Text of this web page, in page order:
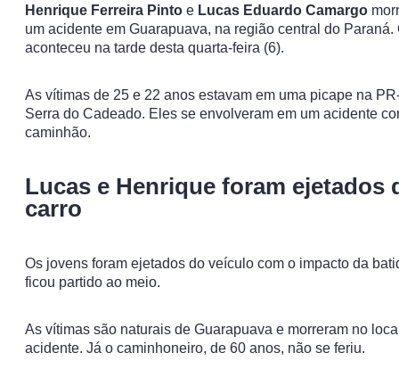
Henrique Ferreira Pinto e Lucas Eduardo Camargo
um acidente em Guarapuava, na região central do Paraná.
aconteceu na tarde desta quarta-feira (6).
As vítimas de 25 e 22 anos estavam em uma picape na
Serra do Cadeado. Eles se envolveram em um acidente
caminhão.
Lucas e Henrique foram ejetados
carro
Os jovens foram ejetados do veículo com o impacto da
ficou partido ao meio.
As vítimas são naturais de Guarapuava e morreram no
acidente. Já o caminhoneiro, de 60 anos, não se feriu.